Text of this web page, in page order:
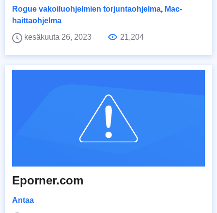
Rogue vakoiluohjelmien torjuntaohjelma, Mac-
haittaohjelma
kesäkuuta 26, 2023
21,204
Eporner.com
Antaa